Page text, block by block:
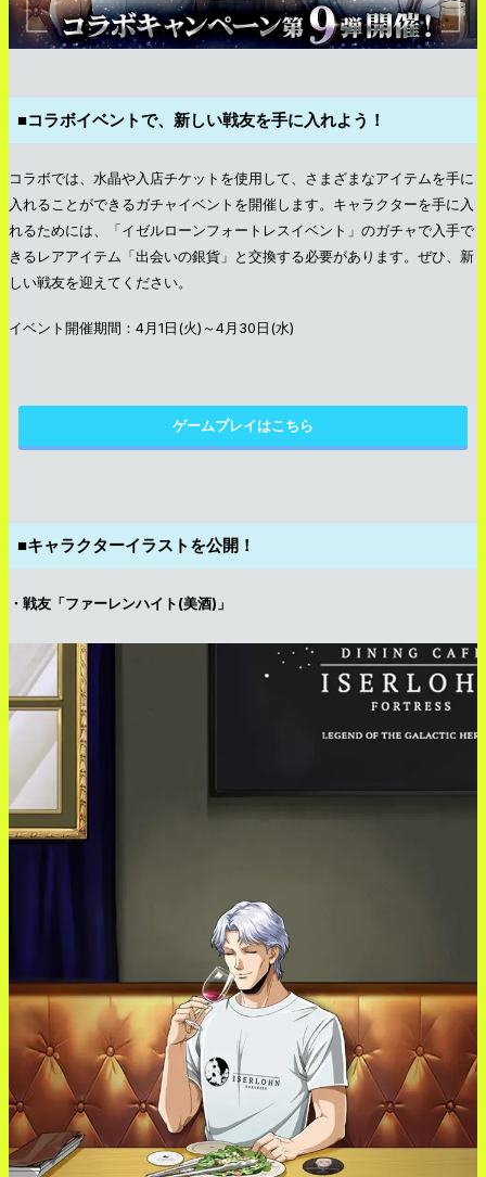
■コラボイベントで、新しい戦友を手に入れよう！
コラボでは、水晶や入店チケットを使用して、さまざまなアイテムを手に
入れることができるガチャイベントを開催します。キャラクターを手に入
れるためには、「イゼルローンフォートレスイベント」のガチャで入手で
きるレアアイテム「出会いの銀貨」と交換する必要があります。ぜひ、新
しい戦友を迎えてください。
イベント開催期間：4月1日(火)～4月30日(水)
ゲームプレイはこちら
■キャラクターイラストを公開！
・戦友「ファーレンハイト(美酒)」